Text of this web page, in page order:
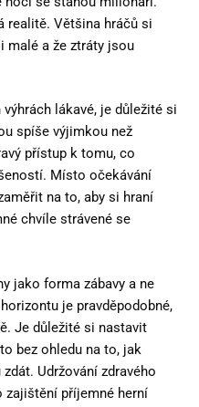
realitě. Většina hráčů si
malé a že ztráty jsou
lákavé, je důležité si
spíše výjimkou než
přístup k tomu, co
Místo očekávání
na to, aby si hraní
chvíle strávené se
jako forma zábavy a ne
je pravděpodobné,
Je důležité si nastavit
bez ohledu na to, jak
Udržování zdravého
zajištění příjemné herní